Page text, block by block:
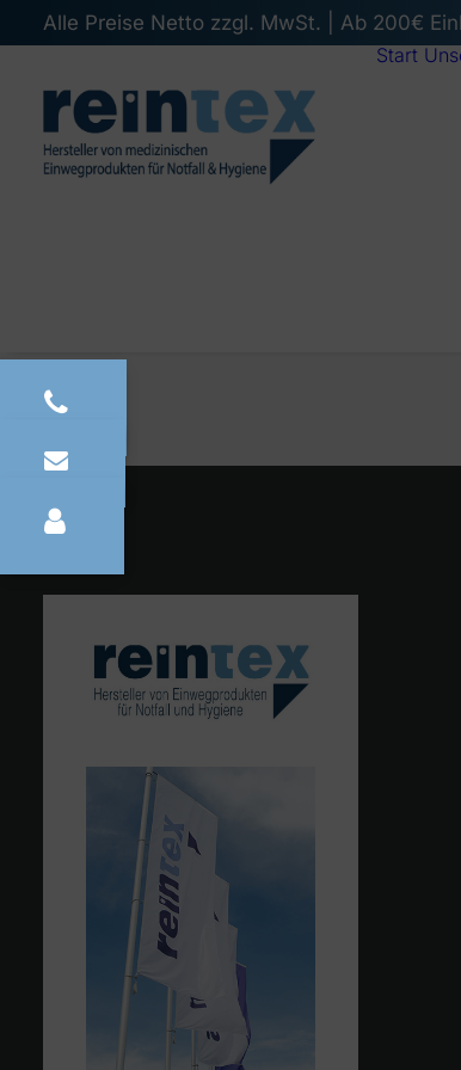
Alle Preise Netto zzgl. MwSt. | Ab 200€
Start